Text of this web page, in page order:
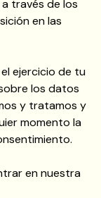
través de los
en las
ejercicio de tu
los datos
y tratamos y
momento la
en nuestra